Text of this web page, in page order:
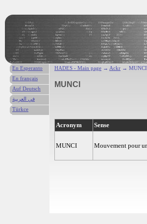
HADES - Main page → Ackr → MUNCI
MUNCI
Acronym Sense
MUNCI Mouvement pour
En Esperanto
En français
Auf Deutsch
في العربية
Türkce